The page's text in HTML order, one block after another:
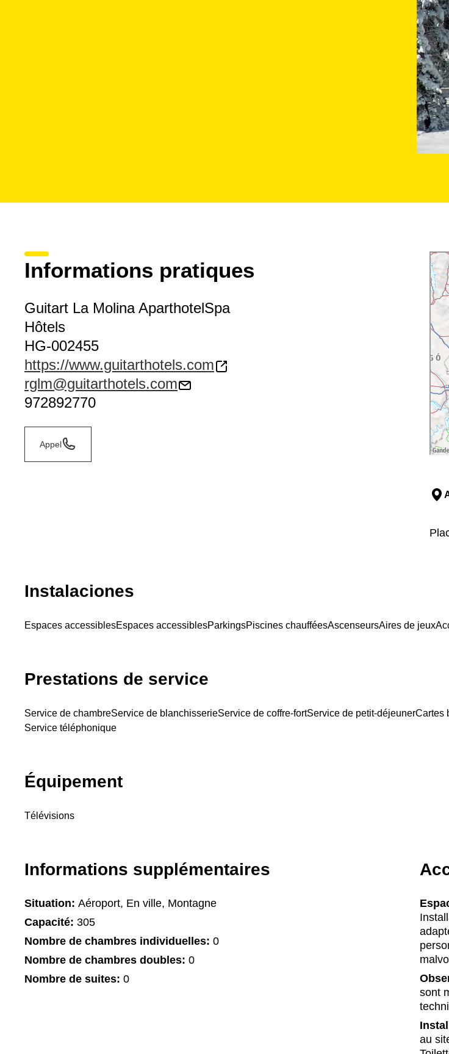
Informations pratiques
Guitart La Molina AparthotelSpa
Hôtels
HG-002455
https://www.guitarthotels.com
rglm@guitarthotels.com
972892770
Appel
Instalaciones
Espaces accessiblesEspaces accessiblesParkingsPiscines chaufféesAscenseursAires de jeux
Prestations de service
Service de chambreService de blanchisserieService de coffre-fortService de petit-déjeunerCartes
Service téléphonique
Équipement
Télévisions
Informations supplémentaires
Situation: Aéroport, En ville, Montagne
Capacité: 305
Nombre de chambres individuelles: 0
Nombre de chambres doubles: 0
Nombre de suites: 0
sont
au